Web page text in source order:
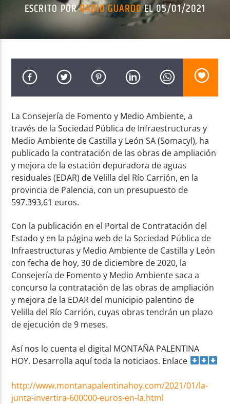
Radio AMGu
ESCRITO PORRADIO GUARDOEL 05/01/2021
La Consejería de Fomento y Medio Ambiente, a
través de la Sociedad Pública de Infraestructuras y
Medio Ambiente de Castilla y León SA (Somacyl), ha
publicado la contratación de las obras de ampliación
y mejora de la estación depuradora de aguas
residuales (EDAR) de Velilla del Río Carrión, en la
provincia de Palencia, con un presupuesto de
597.393,61 euros.
Con la publicación en el Portal de Contratación del
Estado y en la página web de la Sociedad Pública de
Infraestructuras y Medio Ambiente de Castilla y León
con fecha de hoy, 30 de diciembre de 2020, la
Consejería de Fomento y Medio Ambiente saca a
concurso la contratación de las obras de ampliación
y mejora de la EDAR del municipio palentino de
Velilla del Río Carrión, cuyas obras tendrán un plazo
de ejecución de 9 meses.
Así nos lo cuenta el digital MONTAÑA PALENTINA
HOY. Desarrolla aquí toda la noticiaos. Enlace
http://www.montanapalentinahoy.com/2021/01/la-
junta-invertira-600000-euros-en-la.html